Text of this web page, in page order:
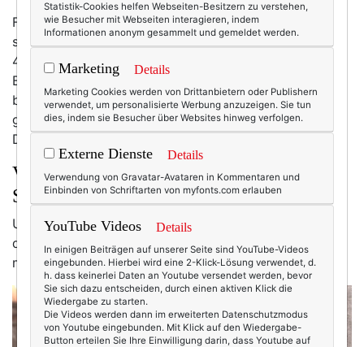
Fast immer fühle ich mich ein wenig außer Atem. Da
sind immer so viele Dinge zu tun, jeder Tag bräuchte
48 Stunden. Und: Es endet nie. Ja, ich weiß, die
Belastung ist natürlich auch selbst gemacht – und ich
bin auch nicht allein damit. Vermutlich geht es dir
genauso! Immer haben wir es eilig, immer tausend
Dinge im Kopf und drölfzig To-dos auf der Liste.
Verwöhnrezepte für Körper, Geist und
Seele
Und dann schickt mir der Callwey-Verlag ein Buch mit
dem TitelFür mich, ich seufze ein wenig und nicke in
mich hinein. Ja, bitte – für mich!
Statistik-Cookies helfen Webseiten-Besitzern zu verstehen,
wie Besucher mit Webseiten interagieren, indem
Informationen anonym gesammelt und gemeldet werden.
Marketing Details
Marketing Cookies werden von Drittanbietern oder Publishern
verwendet, um personalisierte Werbung anzuzeigen. Sie tun
dies, indem sie Besucher über Websites hinweg verfolgen.
Externe Dienste Details
Verwendung von Gravatar-Avataren in Kommentaren und
Einbinden von Schriftarten von myfonts.com erlauben
YouTube Videos Details
In einigen Beiträgen auf unserer Seite sind YouTube-Videos
eingebunden. Hierbei wird eine 2-Klick-Lösung verwendet, d.
h. dass keinerlei Daten an Youtube versendet werden, bevor
Sie sich dazu entscheiden, durch einen aktiven Klick die
Wiedergabe zu starten.
Die Videos werden dann im erweiterten Datenschutzmodus
von Youtube eingebunden. Mit Klick auf den Wiedergabe-
Button erteilen Sie Ihre Einwilligung darin, dass Youtube auf